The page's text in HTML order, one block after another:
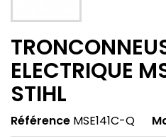
ELECTRIQUE
STIHL
Référence MSE141C-Q